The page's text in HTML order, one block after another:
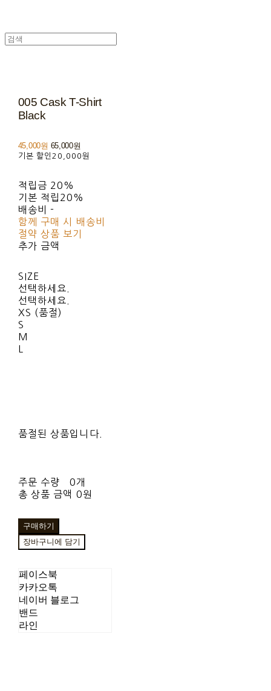
005 Cask T-Shirt
Black
45,000원 65,000원
기본 할인 20,000원
적립금 20%
기본 적립 20%
배송비-
함께 구매 시 배송비
절약 상품 보기
추가 금액
SIZE
선택하세요.
선택하세요.
XS (품절)
S
M
품절된 상품입니다.
주문 수량
0개
총 상품 금액 0원
구매하기
장바구니에 담기
페이스북
카카오톡
네이버 블로그
밴드
라인